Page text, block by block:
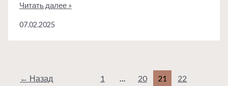
История
культура
Читать далее »
07.02.2025
← Назад 1 … 20 21 22